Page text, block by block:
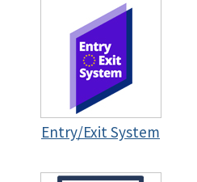
Entry/Exit System